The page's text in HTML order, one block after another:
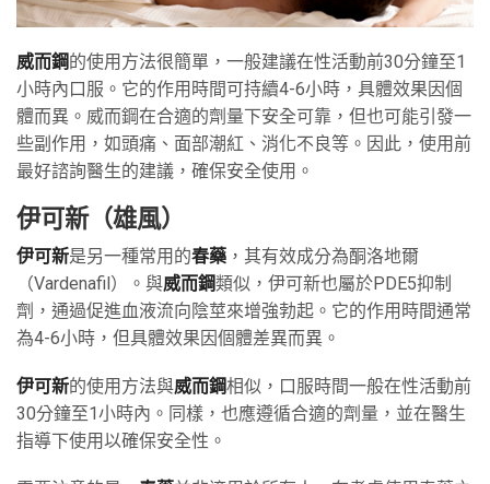
威而鋼的使用方法很簡單，一般建議在性活動前30分鐘至1
小時內口服。它的作用時間可持續4-6小時，具體效果因個
體而異。威而鋼在合適的劑量下安全可靠，但也可能引發一
些副作用，如頭痛、面部潮紅、消化不良等。因此，使用前
最好諮詢醫生的建議，確保安全使用。
伊可新（雄風）
伊可新是另一種常用的春藥 ，其有效成分為酮洛地爾
（Vardenafil）。與威而鋼類似，伊可新也屬於PDE5抑制
劑，通過促進血液流向陰莖來增強勃起。它的作用時間通常
為4-6小時，但具體效果因個體差異而異。
伊可新的使用方法與威而鋼相似，口服時間一般在性活動前
30分鐘至1小時內。同樣，也應遵循合適的劑量，並在醫生
指導下使用以確保安全性。